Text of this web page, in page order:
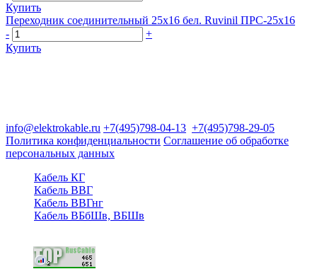
Купить
Переходник соединительный 25х16 бел. Ruvinil ПРС-25х16
-
+
Купить
info@elektrokable.ru +7(495)798-04-13 +7(495)798-29-05
Политика конфиденциальности Соглашение об обработке
персональных данных
Кабель КГ
Кабель ВВГ
Кабель ВВГнг
Кабель ВБбШв, ВБШв